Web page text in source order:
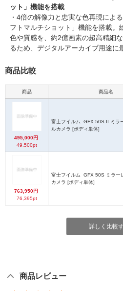
ット」機能を搭載
・4倍の解像力と忠実な色再現によ
フトマルチショット」機能を搭載。
色や質感を、約2億画素の超高精細
るため、デジタルアーカイブ用途に
商品比較
商品 商品名
495,000円
49,500pt
富士フイルム
ルカメラ [ボディ単体]
763,950円
76,395pt
富士フイルム
カメラ [ボディ単体]
詳しく比較
商品レビュー